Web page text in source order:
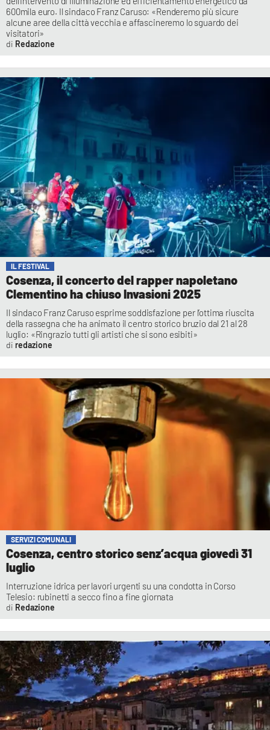
600mila euro. Il sindaco Franz Caruso: «Renderemo più sicure
alcune aree della città vecchia e affascineremo lo sguardo dei
visitatori»
Redazione
IL FESTIVAL
Cosenza, il concerto del rapper napoletano
Clementino ha chiuso Invasioni 2025
Il sindaco Franz Caruso esprime soddisfazione per l’ottima riuscita
della rassegna che ha animato il centro storico bruzio dal 21 al 28
luglio: «Ringrazio tutti gli artisti che si sono esibiti»
redazione
SERVIZI COMUNALI
Cosenza, centro storico senz’acqua giovedì 31
luglio
Interruzione idrica per lavori urgenti su una condotta in Corso
Telesio: rubinetti a secco fino a fine giornata
Redazione